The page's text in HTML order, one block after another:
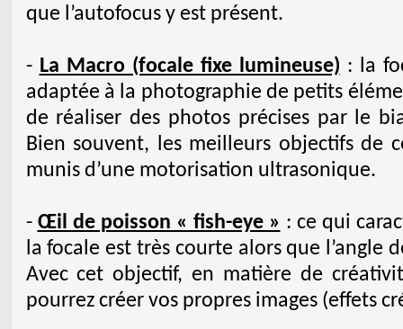
que l’autofocus y est présent.
- La Macro (focale fixe lumineuse) : la
adaptée à la photographie de petits
de réaliser des photos précises par le
Bien souvent, les meilleurs objectifs de
munis d’une motorisation ultrasonique.
- Œil de poisson « fish-eye » : ce qui
la focale est très courte alors que l’angle
Avec cet objectif, en matière de
pourrez créer vos propres images (effets